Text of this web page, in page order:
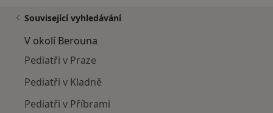
Související vyhledávání
V okolí Berouna
Pediatři v Praze
Pediatři v Kladně
Pediatři v Příbrami